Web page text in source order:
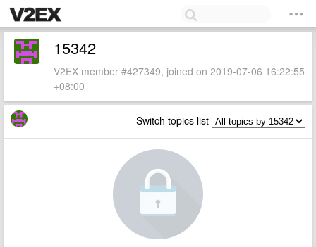
15342
V2EX member #427349, joined on 2019-07-06 16:22:55
+08:00
Switch topics list